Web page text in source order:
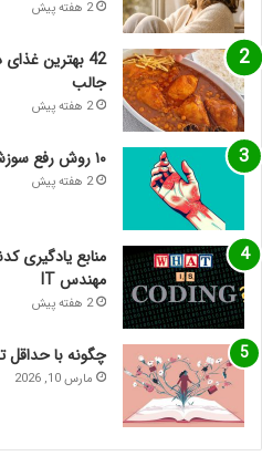
2 هفته پیش
42 بهترین
جالب
2 هفته پیش
۱۰ روش رفع سوزش دست بعد از پوست کندن سیر
2 هفته پیش
منابع یادگیری
مهندس IT
2 هفته پیش
چگونه با حداقل
مارس 10, 2026